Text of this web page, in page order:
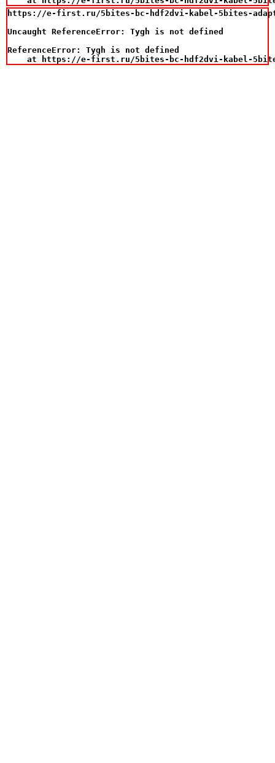
https://e-first.ru/5bites-bc-hdf2dvi-kabel-5bites-
Uncaught ReferenceError: Tygh is not defined
ReferenceError: Tygh is not defined
at https://e-first.ru/5bites-bc-hdf2dvi-kabel-